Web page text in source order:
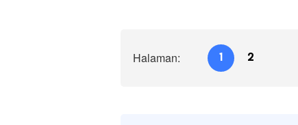
Halaman: 1 2